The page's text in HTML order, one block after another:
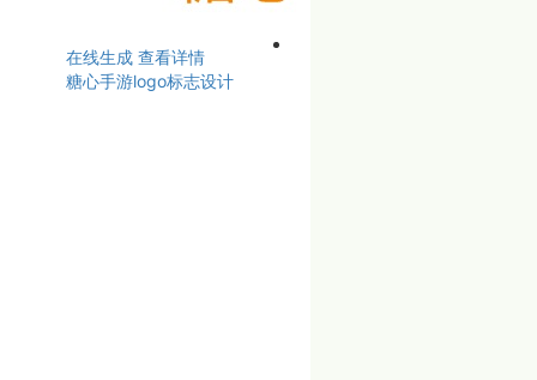
在线生成 查看详情
糖心手游logo标志设计